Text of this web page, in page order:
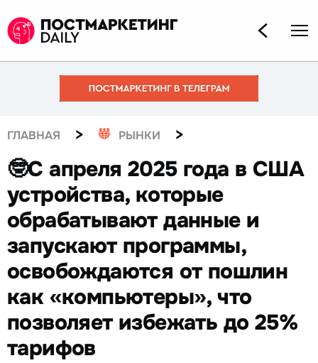
ГЛАВНАЯ > РЫНКИ >
🤓С апреля 2025 года в США
устройства, которые
обрабатывают данные и
запускают программы,
освобождаются от пошлин
как «компьютеры», что
позволяет избежать до 25%
тарифов